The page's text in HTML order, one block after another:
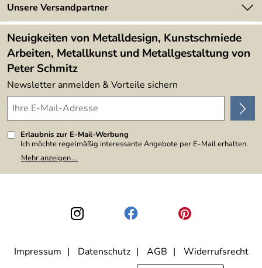
Newsletter
Lieferbedingungen
Kundenbewertungen (394)
4,9/5
Unsere Versandpartner
Neuigkeiten von Metalldesign, Kunstschmiede
Arbeiten, Metallkunst und Metallgestaltung von
Peter Schmitz
Newsletter anmelden & Vorteile sichern
Erlaubnis zur E-Mail-Werbung
Ich möchte regelmäßig interessante Angebote per E-Mail erhalten.
Meine E-Mail-Adresse wird nicht an andere Unternehmen
weitergegeben. Zu statistischen Zwecken wird in anonymer Form
den Link "Abmelden" am Ende des Newsletters anklicke. Die
Datenschutzerklärung
habe ich zur Kenntnis genommen.
Mehr anzeigen ...
Impressum Datenschutz AGB Widerrufsrecht